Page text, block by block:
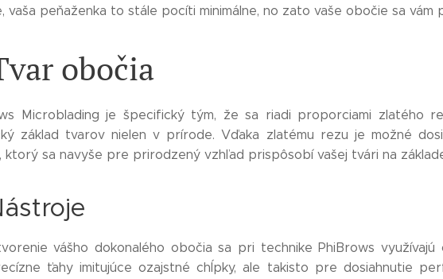
vaša peňaženka to stále pocíti minimálne, no zato vaše obočie sa vám
obočia
Microblading je špecifický tým, že sa riadi proporciami zlatého
základ tvarov nielen v prírode. Vďaka zlatému rezu je možné
ktorý sa navyše pre prirodzený vzhľad prispôsobí vašej tvári na
vášho dokonalého obočia sa pri technike PhiBrows využívajú
ťahy imitujúce ozajstné chĺpky, ale takisto pre dosiahnutie